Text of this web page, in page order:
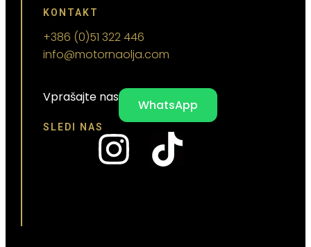
KONTAKT
+386 (0)51 322 446
info@motornaolja.com
Vprašajte nas
WhatsApp
SLEDI NAS